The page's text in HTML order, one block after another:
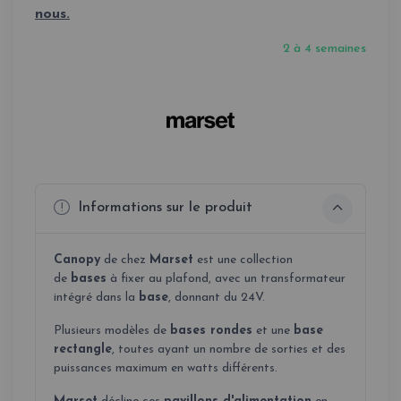
nous.
2 à 4 semaines
Informations sur le produit
Canopy de chez Marset est une collection
de bases à fixer au plafond, avec un transformateur
intégré dans la base, donnant du 24V.
Plusieurs modèles de bases rondes et une base
rectangle, toutes ayant un nombre de sorties et des
puissances maximum en watts différents.